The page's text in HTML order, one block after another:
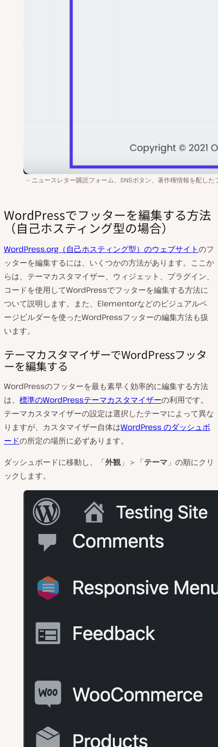
ニュースレター購読フォーム、SNSボタン、著作権情報を配した
WordPressでフッターを編集する方法
（自己ホスティング型の場合）
WordPress.org（自己ホスティング型）のウェブサイトのフ
ッターを編集するには、いくつかの方法があります。ここか
らは、テーマカスタマイザー、ウィジェット、プラグイン、
コードを使用してWordPressでフッターを編集する方法に
ついて説明します。また、Elementorなどのビジュアルペ
ージビルダーを使ったWordPressフッターの編集方法も扱
います。
テーマカスタマイザーでWordPressフッタ
ーを編集する
WordPressのフッターを最も素早く効率的に編集する方法
は、 標準のWordPressテーマカスタマイザーの利用です。
テーマカスタマイザーの設定は選択したテーマによって異な
りますが、カスタマイザー自体はWordPress のダッシュボ
ードの所定の場所に必ずあります。
ダッシュボードに移動し、「外観」＞「テーマ 」の順にクリ
ックします。